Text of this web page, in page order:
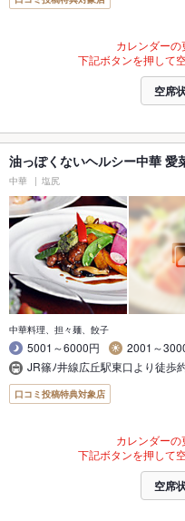
カレンダーの
下記ボタンを押して
空席
油っぽくないヘルシー中華 愛
中華 塩尻
中華料理、担々麺、餃子
5001～6000円
2001～
JR篠ﾉ井線広丘駅東口より徒歩
口コミ投稿特典対象店
カレンダーの
下記ボタンを押して
空席